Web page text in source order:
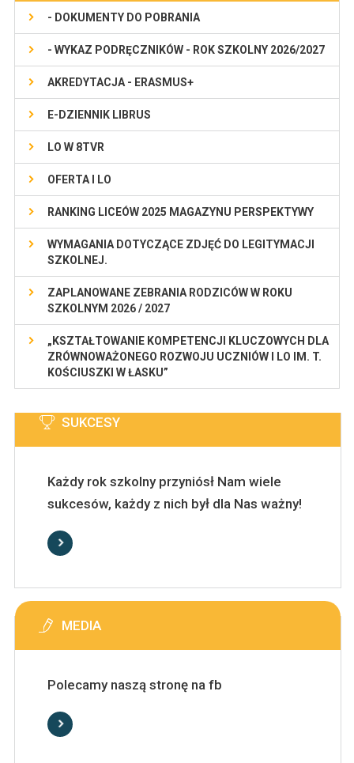
- DOKUMENTY DO POBRANIA
- WYKAZ PODRĘCZNIKÓW - ROK SZKOLNY 2026/2027
AKREDYTACJA - ERASMUS+
E-DZIENNIK LIBRUS
LO W 8TVR
OFERTA I LO
RANKING LICEÓW 2025 MAGAZYNU PERSPEKTYWY
WYMAGANIA DOTYCZĄCE ZDJĘĆ DO LEGITYMACJI
SZKOLNEJ.
ZAPLANOWANE ZEBRANIA RODZICÓW W ROKU
SZKOLNYM 2026 / 2027
„KSZTAŁTOWANIE KOMPETENCJI KLUCZOWYCH DLA
ZRÓWNOWAŻONEGO ROZWOJU UCZNIÓW I LO IM. T.
KOŚCIUSZKI W ŁASKU”
SUKCESY
Każdy rok szkolny przyniósł Nam wiele
sukcesów, każdy z nich był dla Nas ważny!
MEDIA
Polecamy naszą stronę na fb